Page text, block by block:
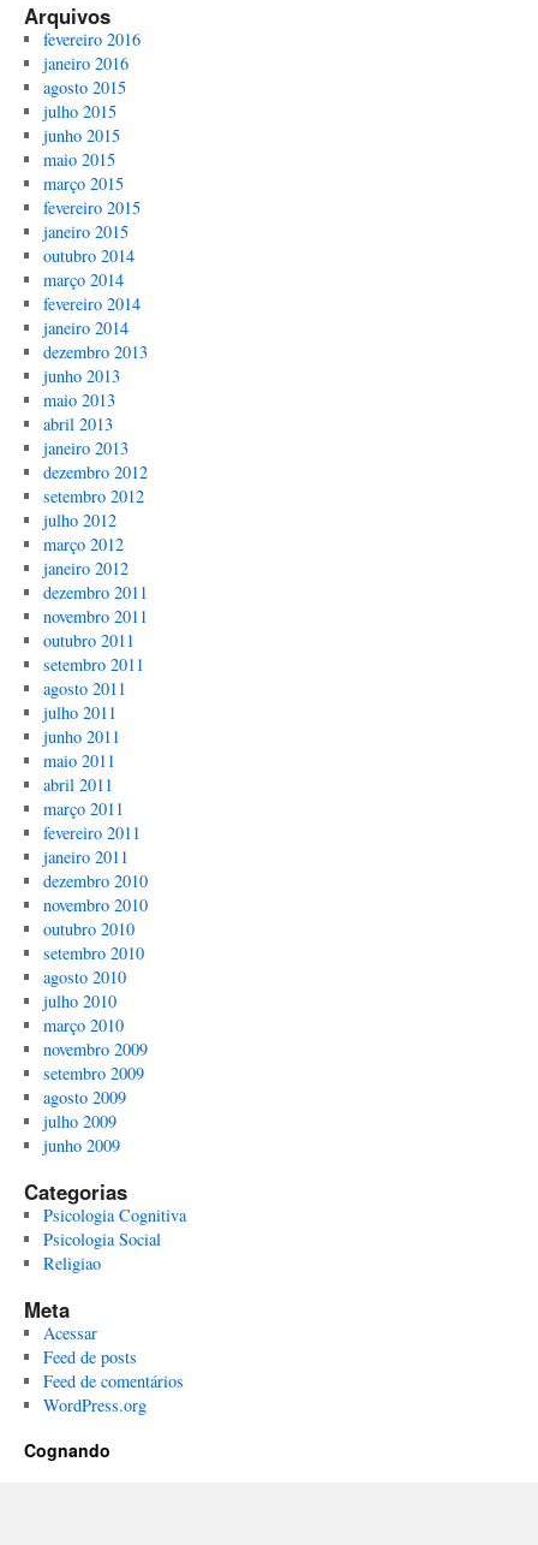
Arquivos
fevereiro 2016
janeiro 2016
agosto 2015
julho 2015
junho 2015
maio 2015
março 2015
fevereiro 2015
janeiro 2015
outubro 2014
março 2014
fevereiro 2014
janeiro 2014
dezembro 2013
junho 2013
maio 2013
abril 2013
janeiro 2013
dezembro 2012
setembro 2012
julho 2012
março 2012
janeiro 2012
dezembro 2011
novembro 2011
outubro 2011
setembro 2011
agosto 2011
julho 2011
junho 2011
maio 2011
abril 2011
março 2011
fevereiro 2011
janeiro 2011
dezembro 2010
novembro 2010
outubro 2010
setembro 2010
agosto 2010
julho 2010
março 2010
novembro 2009
setembro 2009
agosto 2009
julho 2009
junho 2009
Categorias
Psicologia Cognitiva
Psicologia Social
Religiao
Meta
Acessar
Feed de posts
Feed de comentários
WordPress.org
Cognando